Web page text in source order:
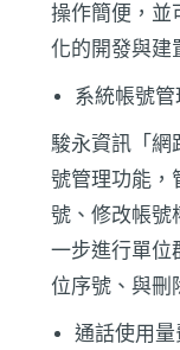
操作簡便，並
化的開發與建
系統帳號
駿永資訊「網
號管理功能，
號、修改帳號
一步進行單位
位序號、與刪
通話使用